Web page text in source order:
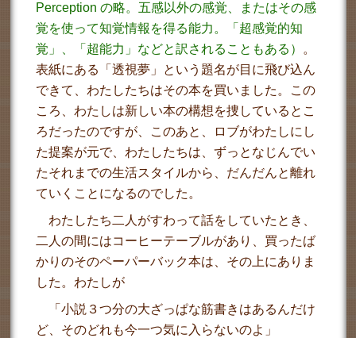
Perception の略。五感以外の感覚、またはその感
覚を使って知覚情報を得る能力。「超感覚的知
覚」、「超能力」などと訳されることもある） 。
表紙にある「透視夢」という題名が目に飛び込ん
できて、わたしたちはその本を買いました。この
ころ、わたしは新しい本の構想を捜しているとこ
ろだったのですが、このあと、ロブがわたしにし
た提案が元で、わたしたちは、ずっとなじんでい
たそれまでの生活スタイルから、だんだんと離れ
ていくことになるのでした。
わたしたち二人がすわって話をしていたとき、
二人の間にはコーヒーテーブルがあり、買ったば
かりのそのペーパーバック本は、その上にありま
した。わたしが
「小説３つ分の大ざっぱな筋書きはあるんだけ
ど、そのどれも今一つ気に入らないのよ」